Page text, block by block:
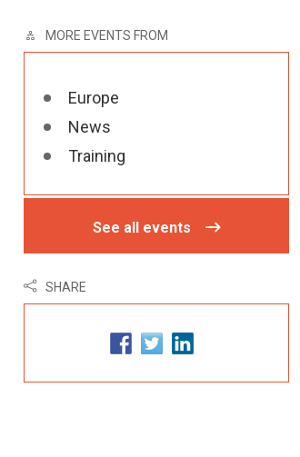
MORE EVENTS FROM
Europe
News
Training
See all events
SHARE